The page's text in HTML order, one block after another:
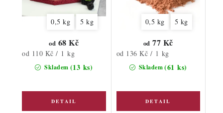
0,5 kg 5 kg
Skladem (13 ks)
od 68 Kč
Měrná
cena:
od 110 Kč / 1 kg
0,5 kg 5 kg
Skladem(61 ks)
od 77 Kč
Měrná
cena:
od 136 Kč / 1 kg